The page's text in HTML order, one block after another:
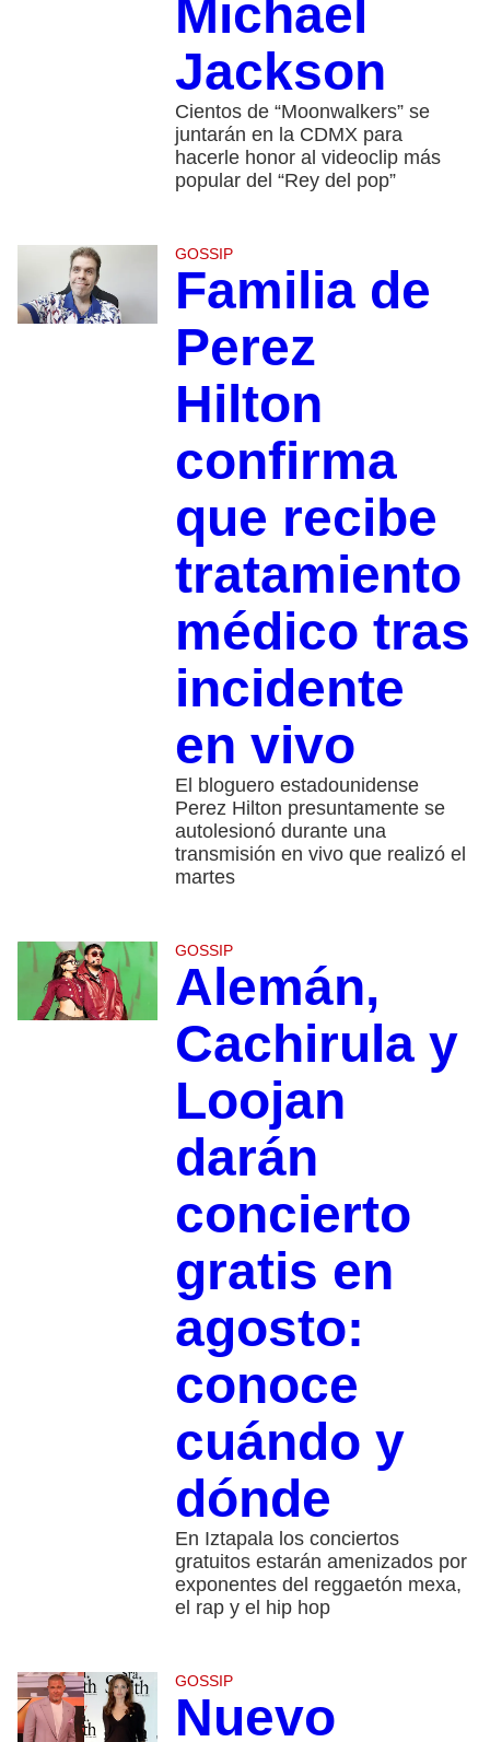
Michael
Jackson
Cientos de “Moonwalkers” se
juntarán en la CDMX para
hacerle honor al videoclip más
popular del “Rey del pop”
GOSSIP
Familia de
Perez
Hilton
confirma
que recibe
tratamiento
médico tras
incidente
en vivo
El bloguero estadounidense
Perez Hilton presuntamente se
autolesionó durante una
transmisión en vivo que realizó el
martes
GOSSIP
Alemán,
Cachirula y
Loojan
darán
concierto
gratis en
agosto:
conoce
cuándo y
dónde
En Iztapala los conciertos
gratuitos estarán amenizados por
exponentes del reggaetón mexa,
el rap y el hip hop
GOSSIP
Nuevo